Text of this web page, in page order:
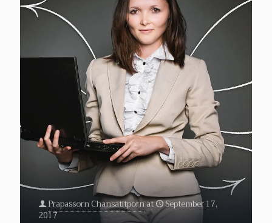
Prapassorn Chansatitpornat
September 17,
2017